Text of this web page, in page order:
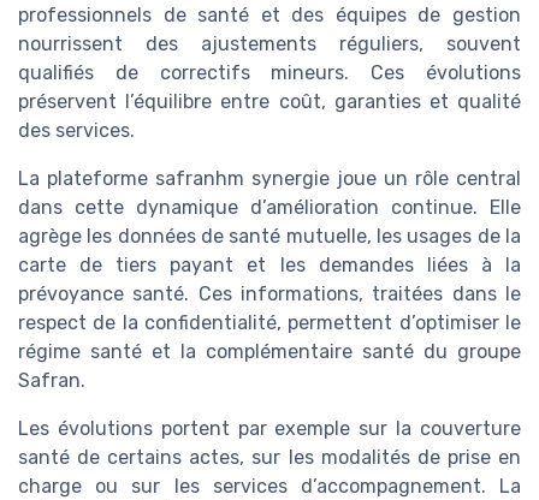
professionnels de santé et des équipes de gestion
nourrissent des ajustements réguliers, souvent
qualifiés de correctifs mineurs. Ces évolutions
préservent l’équilibre entre coût, garanties et qualité
des services.
La plateforme safranhm synergie joue un rôle central
dans cette dynamique d’amélioration continue. Elle
agrège les données de santé mutuelle, les usages de la
carte de tiers payant et les demandes liées à la
prévoyance santé. Ces informations, traitées dans le
respect de la confidentialité, permettent d’optimiser le
régime santé et la complémentaire santé du groupe
Safran.
Les évolutions portent par exemple sur la couverture
santé de certains actes, sur les modalités de prise en
charge ou sur les services d’accompagnement. La